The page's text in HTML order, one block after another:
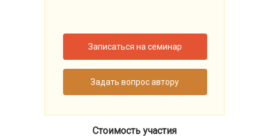
Записаться на семинар
Задать вопрос автору
Стоимость участия